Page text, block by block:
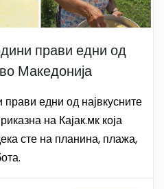
прави едни од
Македонија
едни од највкусните
на Кајак.мк која
сте на планина, плажа,